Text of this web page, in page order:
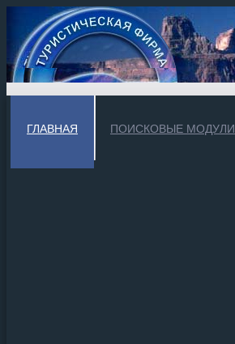
ГЛАВНАЯ ПОИСКОВЫЕ МОДУЛИ